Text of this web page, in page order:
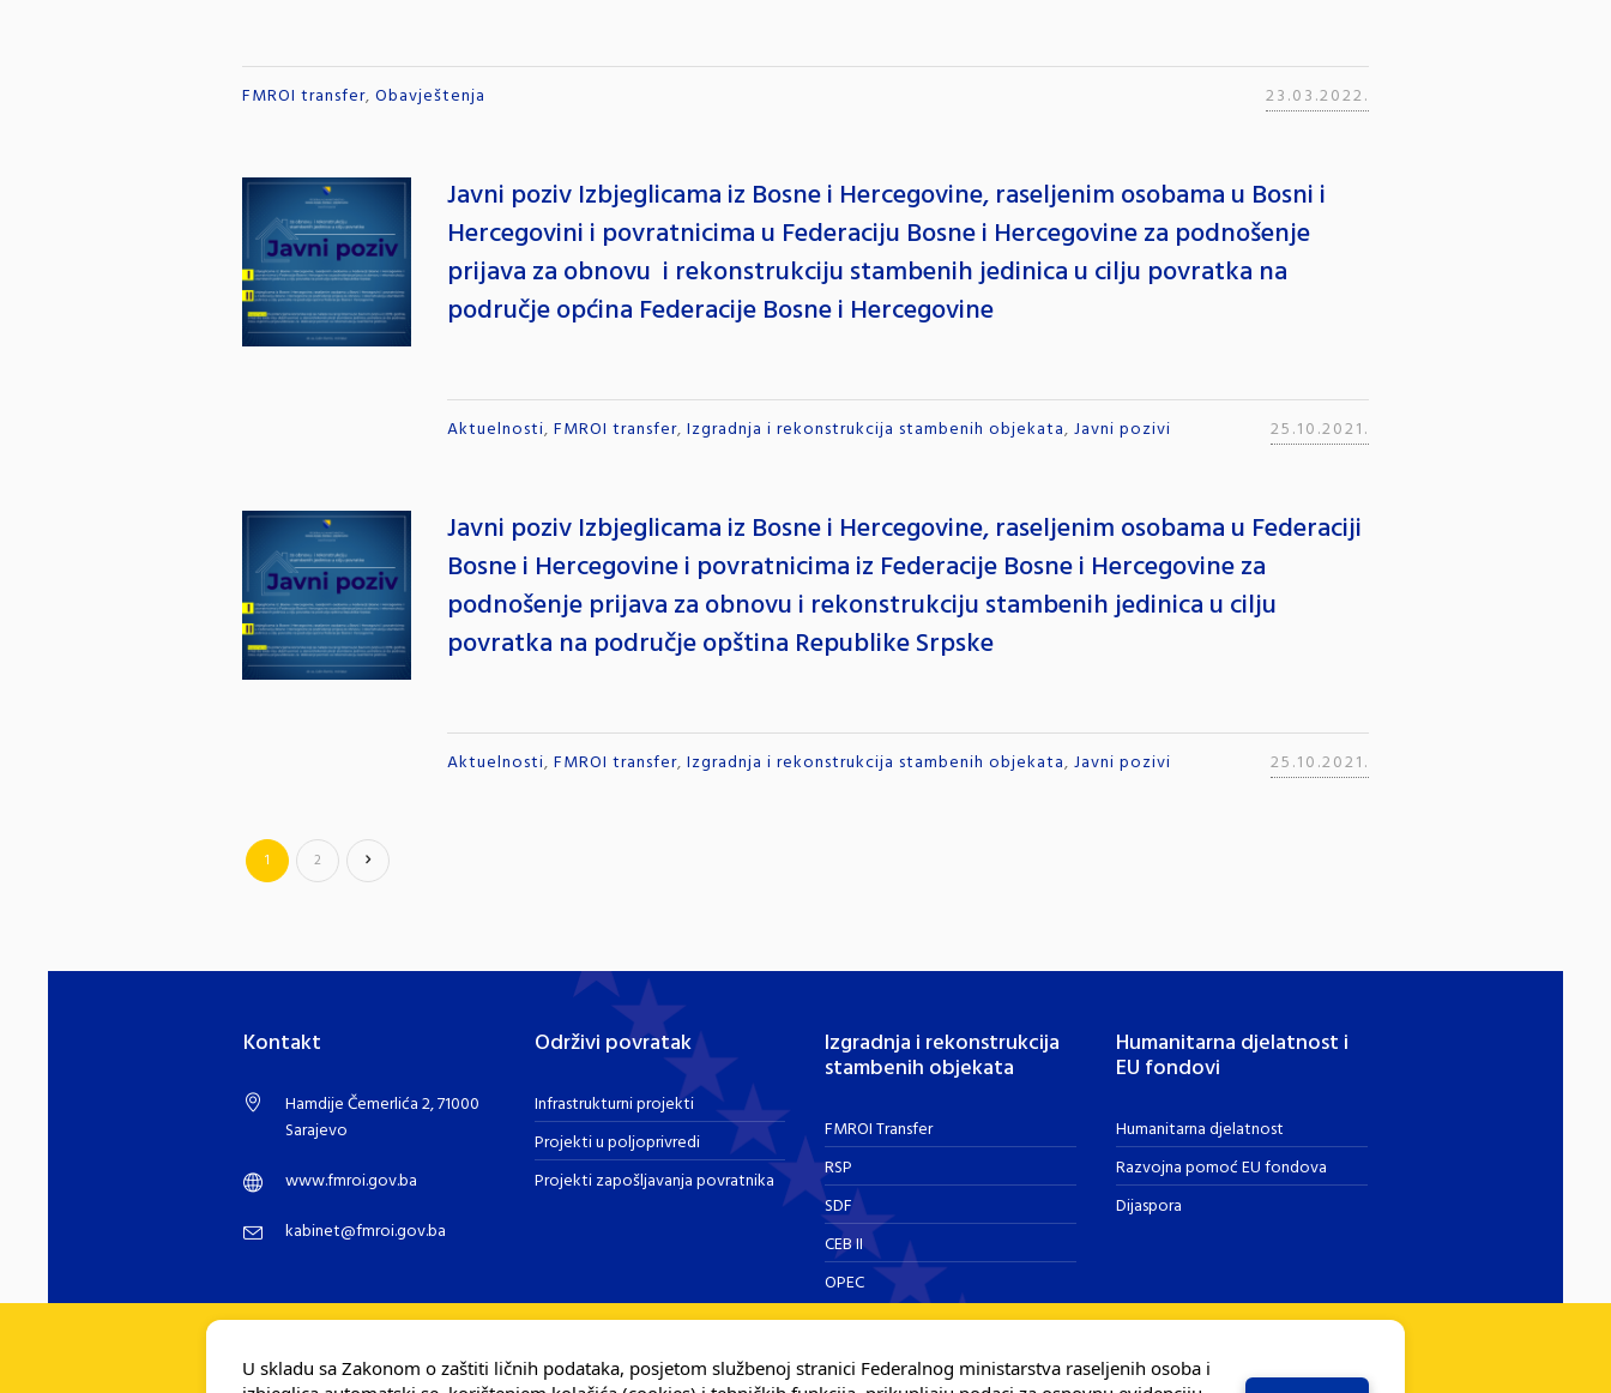
FMROI transfer, Obavještenja 23.03.2022.
Javni poziv Izbjeglicama iz Bosne i Hercegovine, raseljenim osobama u Bosni i
Hercegovini i povratnicima u Federaciju Bosne i Hercegovine za podnošenje
prijava za obnovu i rekonstrukciju stambenih jedinica u cilju povratka na
područje općina Federacije Bosne i Hercegovine
Aktuelnosti, FMROI transfer, Izgradnja i rekonstrukcija stambenih objekata, Javni pozivi 25.10.2021.
Javni poziv Izbjeglicama iz Bosne i Hercegovine, raseljenim osobama u Federaciji
Bosne i Hercegovine i povratnicima iz Federacije Bosne i Hercegovine za
podnošenje prijava za obnovu i rekonstrukciju stambenih jedinica u cilju
povratka na područje opština Republike Srpske
Aktuelnosti, FMROI transfer, Izgradnja i rekonstrukcija stambenih objekata, Javni pozivi 25.10.2021.
1 2
Kontakt
Hamdije Čemerlića 2, 71000
Sarajevo
www.fmroi.gov.ba
kabinet@fmroi.gov.ba
Održivi povratak
Infrastrukturni projekti
Projekti u poljoprivredi
Projekti zapošljavanja povratnika
Izgradnja i rekonstrukcija
stambenih objekata
FMROI Transfer
RSP
SDF
CEB II
OPEC
Humanitarna djelatnost i
EU fondovi
Humanitarna djelatnost
Razvojna pomoć EU fondova
Dijaspora
U skladu sa Zakonom o zaštiti ličnih podataka, posjetom službenoj stranici Federalnog ministarstva raseljenih osoba i